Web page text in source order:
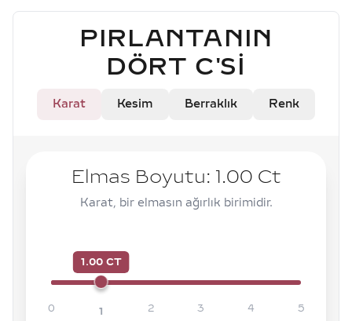
PIRLANTANIN
DÖRT C'SI
Karat Kesim Berraklık Renk
Elmas Boyutu: 1.00 Ct
Karat, bir elmasın ağırlık birimidir.
1.00 CT
0 1 2 3 4 5